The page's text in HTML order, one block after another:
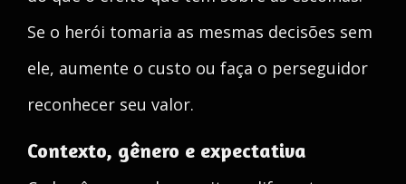
Se o herói tomaria as mesmas decisões sem
ele, aumente o custo ou faça o perseguidor
reconhecer seu valor.
Contexto, gênero e expectativa